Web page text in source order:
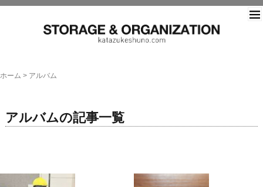
ホーム > アルバム
アルバムの記事一覧